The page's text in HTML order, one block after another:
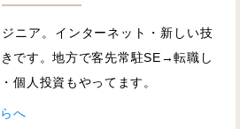
ニア。インターネット・新しい技
です。地方で客先常駐SE→転職し
個人投資もやってます。
へ